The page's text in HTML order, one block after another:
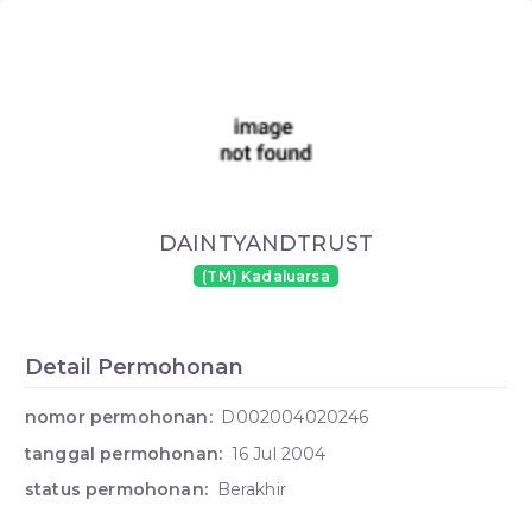
DAINTYANDTRUST
(TM) Kadaluarsa
Detail Permohonan
nomor permohonan: D002004020246
tanggal permohonan: 16 Jul 2004
status permohonan: Berakhir